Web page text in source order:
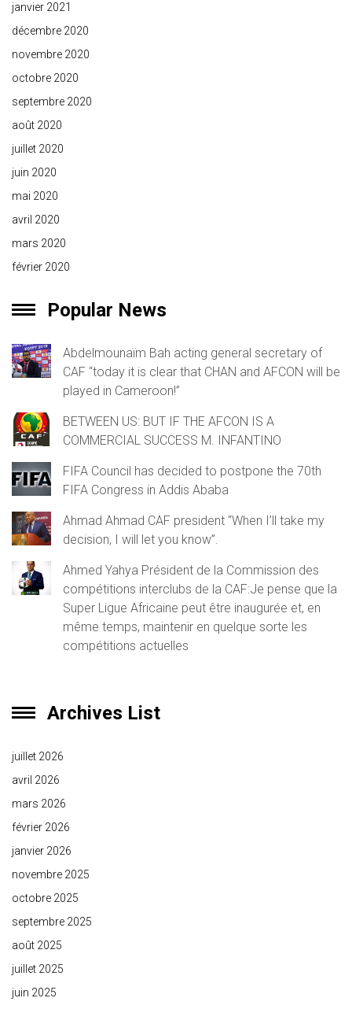
janvier 2021
décembre 2020
novembre 2020
octobre 2020
septembre 2020
août 2020
juillet 2020
juin 2020
mai 2020
avril 2020
mars 2020
février 2020
Popular News
Abdelmounaïm Bah acting general secretary of
CAF “today it is clear that CHAN and AFCON will be
played in Cameroon!”
BETWEEN US: BUT IF THE AFCON IS A
COMMERCIAL SUCCESS M. INFANTINO
FIFA Council has decided to postpone the 70th
FIFA Congress in Addis Ababa
Ahmad Ahmad CAF president “When I’ll take my
decision, I will let you know”.
Ahmed Yahya Président de la Commission des
compétitions interclubs de la CAF:Je pense que la
Super Ligue Africaine peut être inaugurée et, en
même temps, maintenir en quelque sorte les
compétitions actuelles
Archives List
juillet 2026
avril 2026
mars 2026
février 2026
janvier 2026
novembre 2025
octobre 2025
septembre 2025
août 2025
juillet 2025
juin 2025